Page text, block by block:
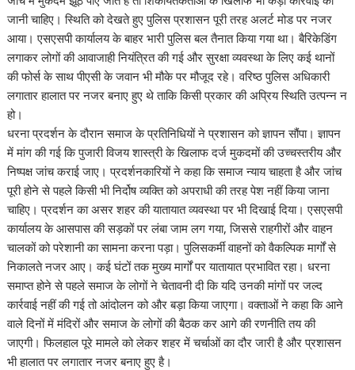
जानी चाहिए। स्थिति को देखते हुए पुलिस प्रशासन पूरी तरह अलर्ट मोड पर नजर
आया। एसएसपी कार्यालय के बाहर भारी पुलिस बल तैनात किया गया था। बैरिकेडिंग
लगाकर लोगों की आवाजाही नियंत्रित की गई और सुरक्षा व्यवस्था के लिए कई थानों
की फोर्स के साथ पीएसी के जवान भी मौके पर मौजूद रहे। वरिष्ठ पुलिस अधिकारी
लगातार हालात पर नजर बनाए हुए थे ताकि किसी प्रकार की अप्रिय स्थिति उत्पन्न न
हो।
धरना प्रदर्शन के दौरान समाज के प्रतिनिधियों ने प्रशासन को ज्ञापन सौंपा। ज्ञापन
में मांग की गई कि पुजारी विजय शास्त्री के खिलाफ दर्ज मुकदमों की उच्चस्तरीय और
निष्पक्ष जांच कराई जाए। प्रदर्शनकारियों ने कहा कि समाज न्याय चाहता है और जांच
पूरी होने से पहले किसी भी निर्दोष व्यक्ति को अपराधी की तरह पेश नहीं किया जाना
चाहिए। प्रदर्शन का असर शहर की यातायात व्यवस्था पर भी दिखाई दिया। एसएसपी
कार्यालय के आसपास की सड़कों पर लंबा जाम लग गया, जिससे राहगीरों और वाहन
चालकों को परेशानी का सामना करना पड़ा। पुलिसकर्मी वाहनों को वैकल्पिक मार्गों से
निकालते नजर आए। कई घंटों तक मुख्य मार्गों पर यातायात प्रभावित रहा। धरना
समाप्त होने से पहले समाज के लोगों ने चेतावनी दी कि यदि उनकी मांगों पर जल्द
कार्रवाई नहीं की गई तो आंदोलन को और बड़ा किया जाएगा। वक्ताओं ने कहा कि आने
वाले दिनों में मंदिरों और समाज के लोगों की बैठक कर आगे की रणनीति तय की
जाएगी। फिलहाल पूरे मामले को लेकर शहर में चर्चाओं का दौर जारी है और प्रशासन
भी हालात पर लगातार नजर बनाए हुए है।